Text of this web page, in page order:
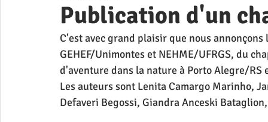
Publication d'un
C'est avec grand plaisir que nous
GEHEF/Unimontes et NEHME/UFRGS, du
d'aventure dans la nature à Porto Alegre/
Les auteurs sont Lenita Camargo Marinho,
Defaveri Begossi, Giandra Anceski